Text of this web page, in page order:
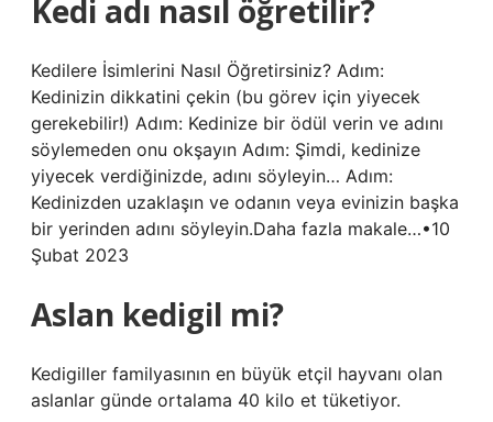
Kedi adı nasıl öğretilir?
Kedilere İsimlerini Nasıl Öğretirsiniz? Adım:
Kedinizin dikkatini çekin (bu görev için yiyecek
gerekebilir!) Adım: Kedinize bir ödül verin ve adını
söylemeden onu okşayın Adım: Şimdi, kedinize
yiyecek verdiğinizde, adını söyleyin… Adım:
Kedinizden uzaklaşın ve odanın veya evinizin başka
bir yerinden adını söyleyin.Daha fazla makale…•10
Şubat 2023
Aslan kedigil mi?
Kedigiller familyasının en büyük etçil hayvanı olan
aslanlar günde ortalama 40 kilo et tüketiyor.